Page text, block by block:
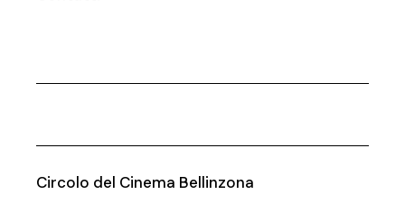
Circolo del Cinema Bellinzona